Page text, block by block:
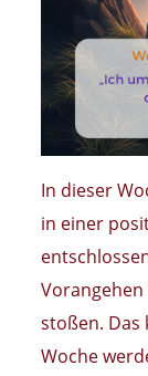
In dieser
in einer
stoßen.
Woche